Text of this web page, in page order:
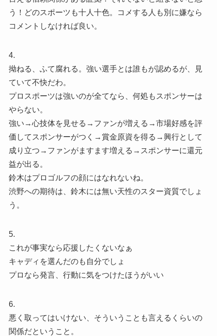
う！どのスポーツも十人十色。コメする人も別に嫌なら
コメントしなければ良い。
4.
拗ねる、ふて腐れる。強い選手とは誰もが認めるが、見
ていて不快だわ。
プロスポーツは強いのが全てなら、何処もスポンサーは
やらない。
強い→心技体を見せる→ファンが増える→市場好感を評
価してスポンサーがつく→賞金原資を得る→興行として
成り立つ→ファンがますます増える→スポンサーに還元
益が出る。
鈴木はプロゴルフの顔にはなれないね。
渋野への期待は、鈴木には無い天性のスター資質でしょ
う。
5.
これが事実なら応援したくないなぁ
キャディを選んだのも自分でしょ
プロなら発言、行動に気をつけたほうがいい
6.
悪く取ってはいけない、そういうことも言えるくらいの
関係だということ。